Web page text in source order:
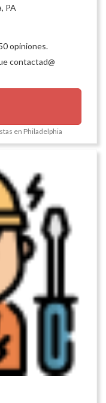
PA
opiniones.
contactad@
en Philadelphia